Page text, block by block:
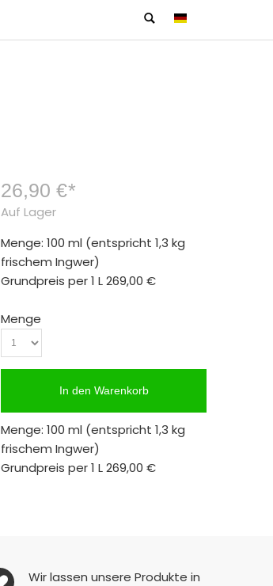
26,90 €*
Auf Lager
Menge: 100 ml (entspricht 1,3 kg
frischem Ingwer)
Grundpreis per 1 L269,00 €
Menge
In den Warenkorb
Menge: 100 ml (entspricht 1,3 kg
frischem Ingwer)
Grundpreis per 1 L269,00 €
Wir lassen unsere Produkte in